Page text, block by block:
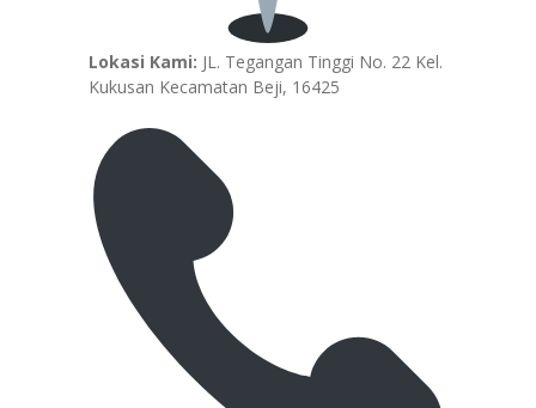
Lokasi Kami: JL. Tegangan Tinggi No. 22 Kel.
Kukusan Kecamatan Beji, 16425